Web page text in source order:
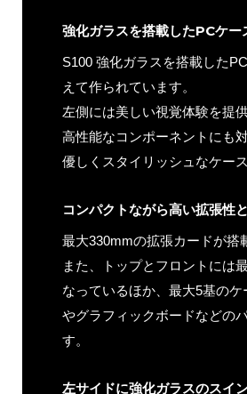
強化ガラスを搭載したPCケー
S100 強化ガラスを搭載した
えて作られています。
左側には美しい視覚体験を提
高性能なコンポーネントにも
優しくスタイリッシュなケー
コンパクトながら高い拡張性
最大330mmの拡張カードが搭
また、トップとフロントには
なっているほか、最大5基の
やグラフィックボードなどの
す。
左サイドに強化ガラスのスイ